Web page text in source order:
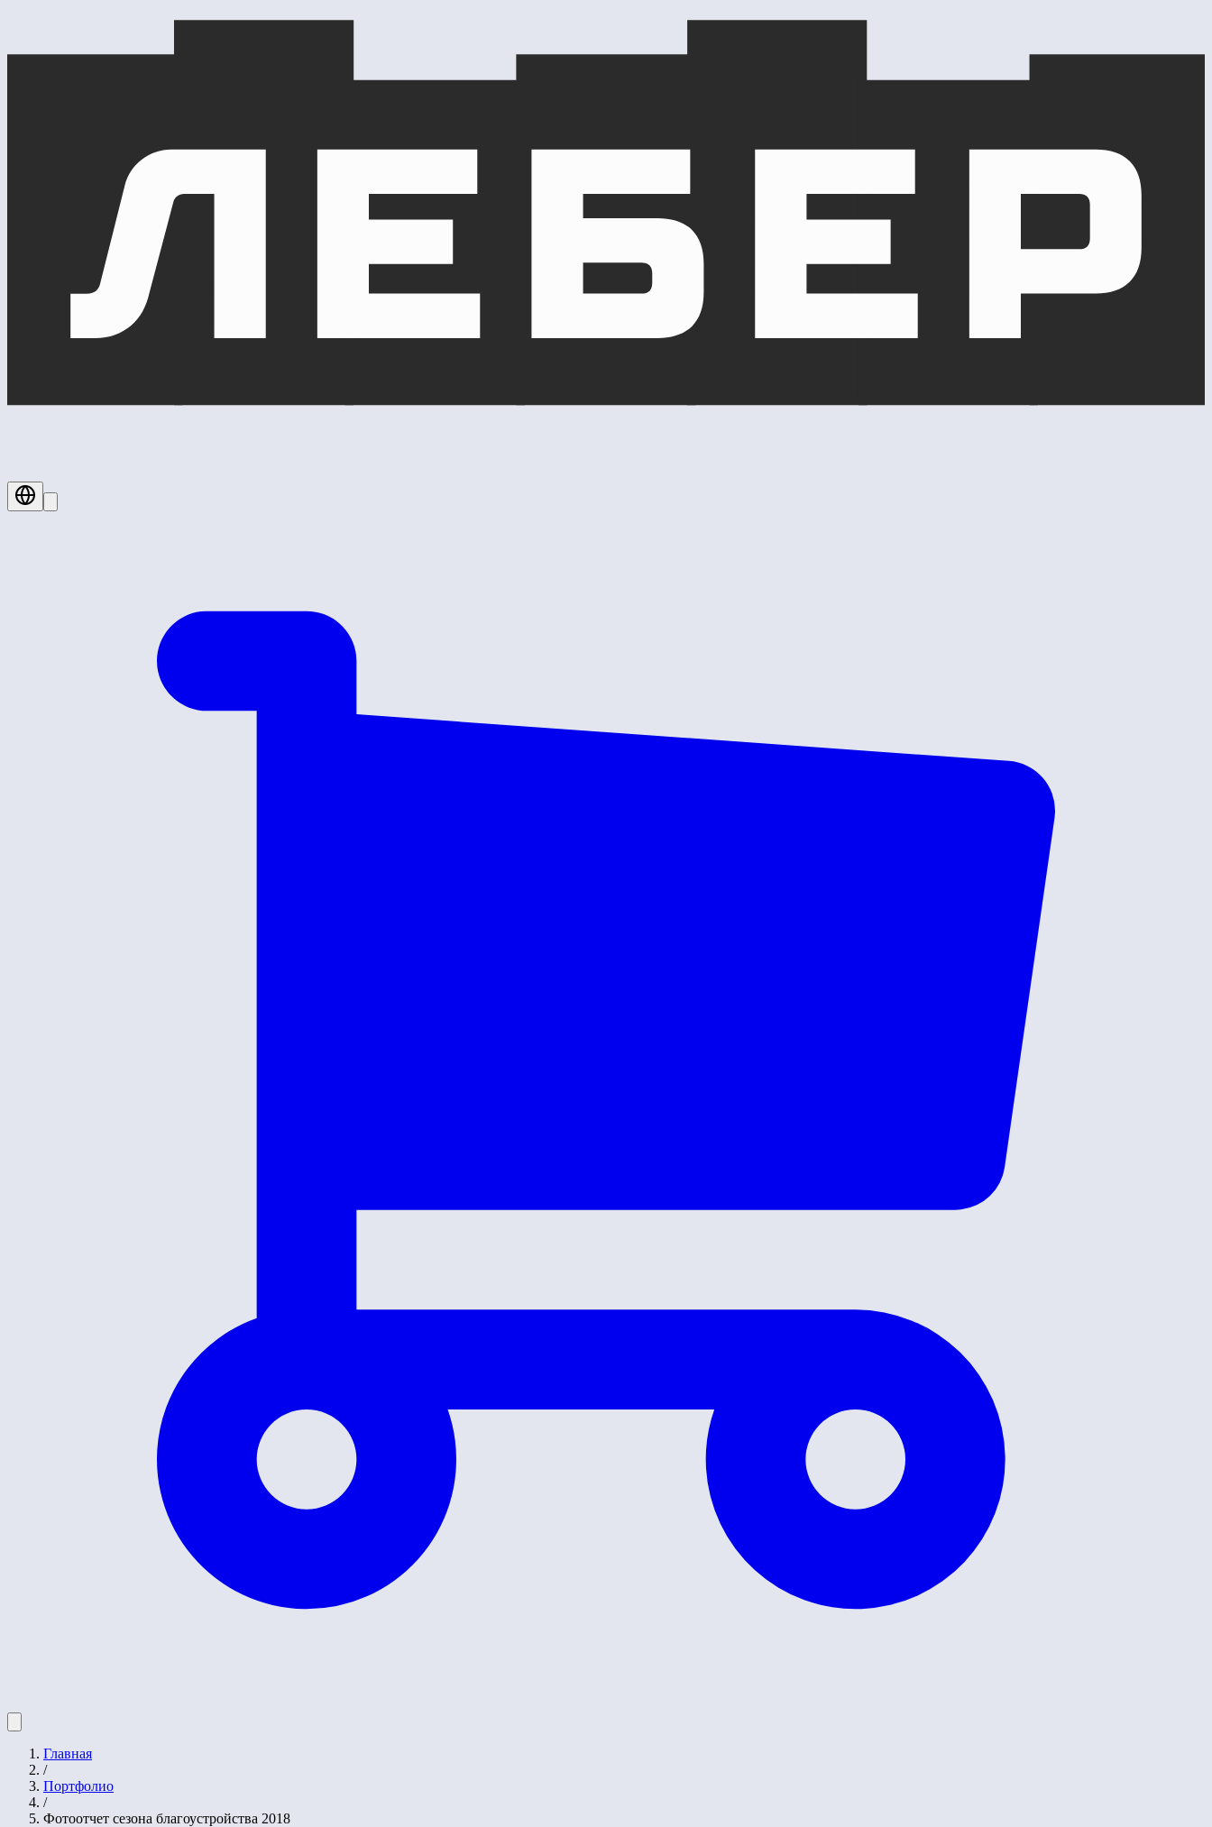
Главная
/
Портфолио
/
Фотоотчет сезона благоустройства 2018